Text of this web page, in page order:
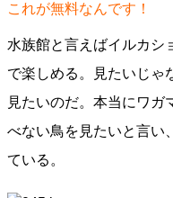
これが無料なんです！
水族館と言えばイルカシ
で楽しめる。見たいじゃ
見たいのだ。本当にワガ
べない鳥を見たいと言い
ている。